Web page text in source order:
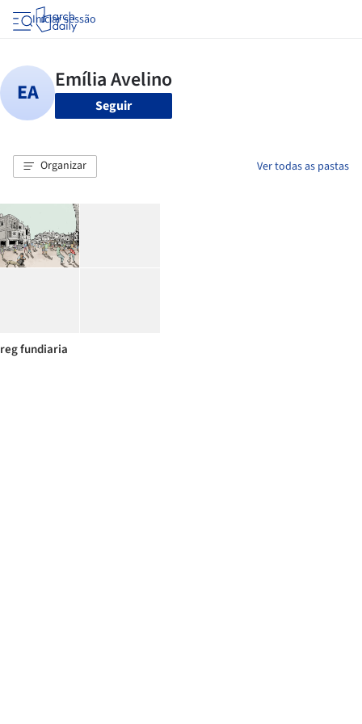
Iniciar sessão
Seguir
Organizar Ver todas as pastas
reg fundiaria